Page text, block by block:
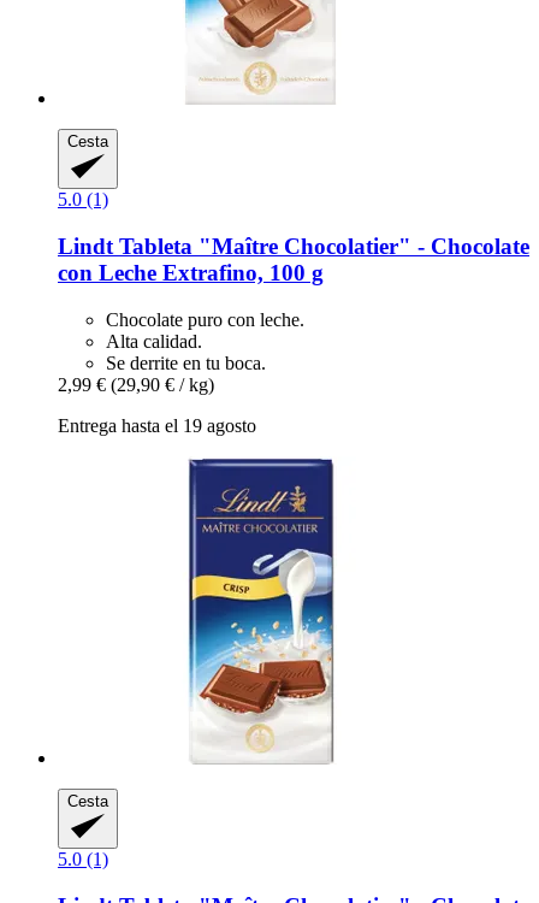
Cesta
5.0 (1)
Lindt Tableta "Maître Chocolatier" -​ Chocolate
con Leche Extrafino, 100 g
Chocolate puro con leche.
Alta calidad.
Se derrite en tu boca.
2,99 € (29,90 € / kg)
Entrega hasta el 19 agosto
Cesta
5.0 (1)